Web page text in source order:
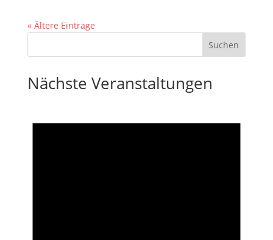
« Ältere Einträge
Nächste Veranstaltungen